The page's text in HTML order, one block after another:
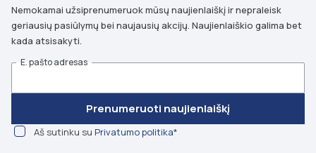
Nemokamai užsiprenumeruok mūsų naujienlaiškį ir nepraleisk
geriausių pasiūlymų bei naujausių akcijų. Naujienlaiškio galima bet
kada atsisakyti.
E. pašto adresas
Prenumeruoti naujienlaiškį
Aš sutinku su Privatumo politika*